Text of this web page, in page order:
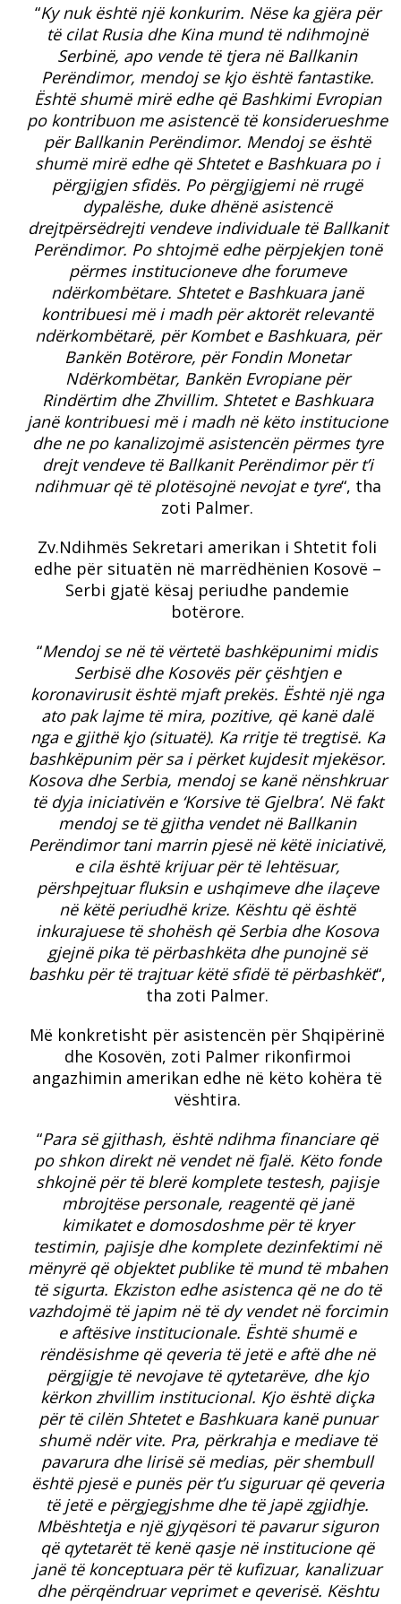
“Ky nuk është një konkurim. Nëse ka gjëra për
të cilat Rusia dhe Kina mund të ndihmojnë
Serbinë, apo vende të tjera në Ballkanin
Perëndimor, mendoj se kjo është fantastike.
Është shumë mirë edhe që Bashkimi Evropian
po kontribuon me asistencë të konsiderueshme
për Ballkanin Perëndimor. Mendoj se është
shumë mirë edhe që Shtetet e Bashkuara po i
përgjigjen sfidës. Po përgjigjemi në rrugë
dypalëshe, duke dhënë asistencë
drejtpërsëdrejti vendeve individuale të Ballkanit
Perëndimor. Po shtojmë edhe përpjekjen tonë
përmes institucioneve dhe forumeve
ndërkombëtare. Shtetet e Bashkuara janë
kontribuesi më i madh për aktorët relevantë
ndërkombëtarë, për Kombet e Bashkuara, për
Bankën Botërore, për Fondin Monetar
Ndërkombëtar, Bankën Evropiane për
Rindërtim dhe Zhvillim. Shtetet e Bashkuara
janë kontribuesi më i madh në këto institucione
dhe ne po kanalizojmë asistencën përmes tyre
drejt vendeve të Ballkanit Perëndimor për t’i
ndihmuar që të plotësojnë nevojat e tyre“, tha
zoti Palmer.
Zv.Ndihmës Sekretari amerikan i Shtetit foli
edhe për situatën në marrëdhënien Kosovë –
Serbi gjatë kësaj periudhe pandemie
botërore.
“Mendoj se në të vërtetë bashkëpunimi midis
Serbisë dhe Kosovës për çështjen e
koronavirusit është mjaft prekës. Është një nga
ato pak lajme të mira, pozitive, që kanë dalë
nga e gjithë kjo (situatë). Ka rritje të tregtisë. Ka
bashkëpunim për sa i përket kujdesit mjekësor.
Kosova dhe Serbia, mendoj se kanë nënshkruar
të dyja iniciativën e ‘Korsive të Gjelbra’. Në fakt
mendoj se të gjitha vendet në Ballkanin
Perëndimor tani marrin pjesë në këtë iniciativë,
e cila është krijuar për të lehtësuar,
përshpejtuar fluksin e ushqimeve dhe ilaçeve
në këtë periudhë krize. Kështu që është
inkurajuese të shohësh që Serbia dhe Kosova
gjejnë pika të përbashkëta dhe punojnë së
bashku për të trajtuar këtë sfidë të përbashkët“,
tha zoti Palmer.
Më konkretisht për asistencën për Shqipërinë
dhe Kosovën, zoti Palmer rikonfirmoi
angazhimin amerikan edhe në këto kohëra të
vështira.
“Para së gjithash, është ndihma financiare që
po shkon direkt në vendet në fjalë. Këto fonde
shkojnë për të blerë komplete testesh, pajisje
mbrojtëse personale, reagentë që janë
kimikatet e domosdoshme për të kryer
testimin, pajisje dhe komplete dezinfektimi në
mënyrë që objektet publike të mund të mbahen
të sigurta. Ekziston edhe asistenca që ne do të
vazhdojmë të japim në të dy vendet në forcimin
e aftësive institucionale. Është shumë e
rëndësishme që qeveria të jetë e aftë dhe në
përgjigje të nevojave të qytetarëve, dhe kjo
kërkon zhvillim institucional. Kjo është diçka
për të cilën Shtetet e Bashkuara kanë punuar
shumë ndër vite. Pra, përkrahja e mediave të
pavarura dhe lirisë së medias, për shembull
është pjesë e punës për t’u siguruar që qeveria
të jetë e përgjegjshme dhe të japë zgjidhje.
Mbështetja e një gjyqësori të pavarur siguron
që qytetarët të kenë qasje në institucione që
janë të konceptuara për të kufizuar, kanalizuar
dhe përqëndruar veprimet e qeverisë. Kështu